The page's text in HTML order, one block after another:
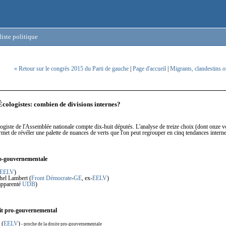
politique
« Retour sur le congrès 2015 du Parti de gauche Page d'accueil Migrants, clandestins
combien de divisions internes?
de l'Assemblée nationale compte dix-huit députés. L'analyse de treize choix (dont onze
de révéler une palette de nuances de verts que l'on peut regrouper en cinq tendances
gouvernementale
EELV)
Lambert (Front Démocrate-GE , ex-EELV)
UDB)
pro-gouvernemental
(EELV) - proche de la droite pro-gouvernementale